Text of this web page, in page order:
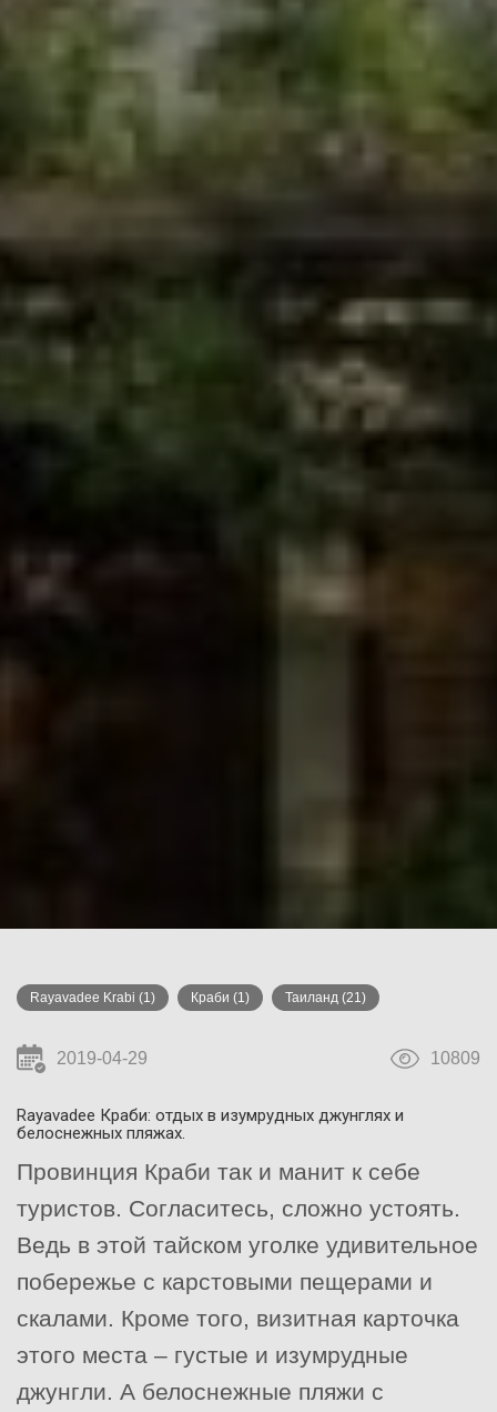
Rayavadee Krabi (1) Краби (1) Таиланд (21)
2019-04-29 10809
Rayavadee Краби: отдых в изумрудных джунглях и
белоснежных пляжах.
Провинция Краби так и манит к себе
туристов. Согласитесь, сложно устоять.
Ведь в этой тайском уголке удивительное
побережье с карстовыми пещерами и
скалами. Кроме того, визитная карточка
этого места – густые и изумрудные
джунгли. А белоснежные пляжи с